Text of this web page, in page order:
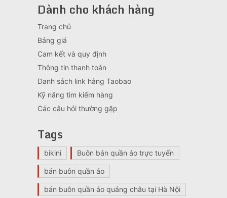
Dành cho khách hàng
Trang chủ
Bảng giá
Cam kết và quy định
Thông tin thanh toán
Danh sách link hàng Taobao
Kỹ năng tìm kiếm hàng
Các câu hỏi thường gặp
Tags
bikini Buôn bán quần áo trực tuyến
bán buôn quần áo
bán buôn quần áo quảng châu tại Hà Nội